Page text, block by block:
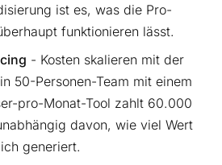
ist es, was die Pro-
funktionieren lässt.
- Kosten skalieren mit der
50-Personen-Team mit einem
pro-Monat-Tool zahlt 60.000
davon, wie viel Wert
generiert.